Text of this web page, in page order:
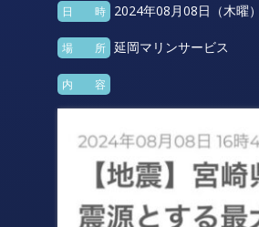
日 時 2024年08月08日（木曜
場 所 延岡マリンサービス
内 容